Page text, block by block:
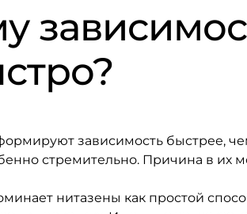
зависимость быстрее,
стремительно. Причина в их
нитазены как простой